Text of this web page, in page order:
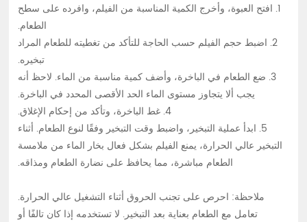
1. افتح العبوة، وأخرج الكمية المناسبة من الفيلم، وافرده على سطح
الطعام.
2. اضبط حجم الفيلم حسب الحاجة للتأكد من تغطيته للطعام المراد
تبخيره.
3. ضع الطعام في الباخرة، وأضف كمية مناسبة من الماء. لاحظ أنه
يجب ألا يتجاوز مستوى الماء الحد الأقصى المحدد في الباخرة.
4. غط الباخرة، وتأكد من إحكام الإغلاق.
5. ابدأ عملية التبخير، واضبط وقت التبخير وفقًا لنوع الطعام. أثناء
التبخير عالي الحرارة، يمنع الفيلم بشكل فعال بخار الماء من ملامسة
الطعام مباشرة، مما يحافظ على نضارة الطعام ومذاقه.
ملاحظة: احرص على تجنب الحروق أثناء التشغيل عالي الحرارة.
تعامل مع الطعام بعناية بعد التبخير. لا تستخدمه إذا كان تالفًا أو